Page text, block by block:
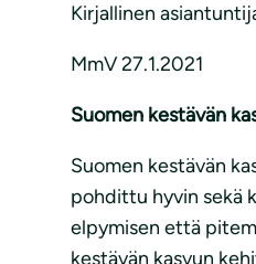
Kirjallinen
MmV 27.1.2021
Suomen kestävän
Suomen kestävän
pohdittu hyvin sekä
elpymisen että
kestävän kasvun